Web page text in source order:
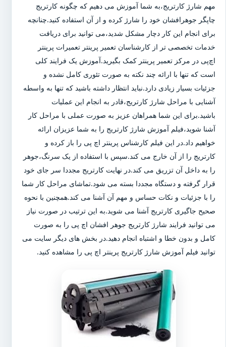
مهم شارژ کارتریج،به شما آموزش می دهیم که چگونه کارتریج
چاپگر جوهرافشان خود را شارژ کرده و از آن استفاده کنید.چنانچه
برای انجام این کار دچار مشکل شدید،می توانید برای دریافت
خدمات تخصصی تر از کارشناسان تعمیر پرینتر تعمیرات پرینتر
اچ‌پی در مرکز تعمیر پرینتر کمک بگیرید.آموزش یک فرایند کلی
است که تنها با ارائه چند نکته به صورت تئوری کامل نشده و
جزئیات بسیار زیادی دارد.نباید انتظار داشته باشید که تنها به واسطه
آشنایی با مراحل شارژ کارتریج،قادر به انجام این عملیات
باشید.برای این شما همراهان عزیز به صورت عملی با مراحل کار
آشنا شوید،فیلم آموزش شارژ کارتریج را به شما عزیزان ارائه
خواهیم داد.در این فیلم کارشناس پرینتر اچ پی را باز کرده و
کارتریج را از آن خارج می کند.سپس با استفاده از یک سرنگ،جوهر
را به داخل آن تزریق می کند.در نهایت کارتریج مجددا سر جای خود
قرار گرفته و دستگاه مجددا بسته می شود.تماشای مراحل کار شما
را با جزئیات و نکات حساس و مهم آن آشنا می کند.همچنین با نحوه
صحیح جاگیری کارتریج آشنا می شوید.به این ترتیب در صورت نیاز
می توانید فرایند شارژ کارتریج جوهر افشان اچ پی را به صورت
کامل و بدون خطا و اشتباه انجام دهید.در بخش های دیگر سایت می
توانید فیلم آموزش شارژ کارتریج پرینتر اچ پی را مشاهده کنید.